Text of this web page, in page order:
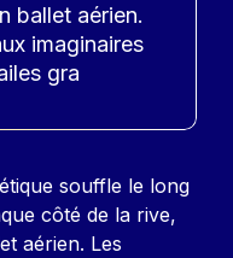
ballet aérien.
imaginaires
gra
souffle le long
côté de la rive,
aérien. Les